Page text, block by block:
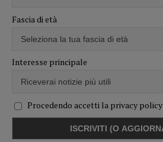
Fascia di età
Interesse principale
Procedendo accetti la privacy policy